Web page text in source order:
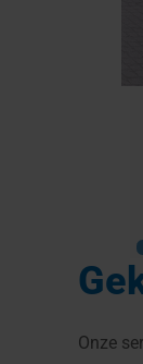
Onze